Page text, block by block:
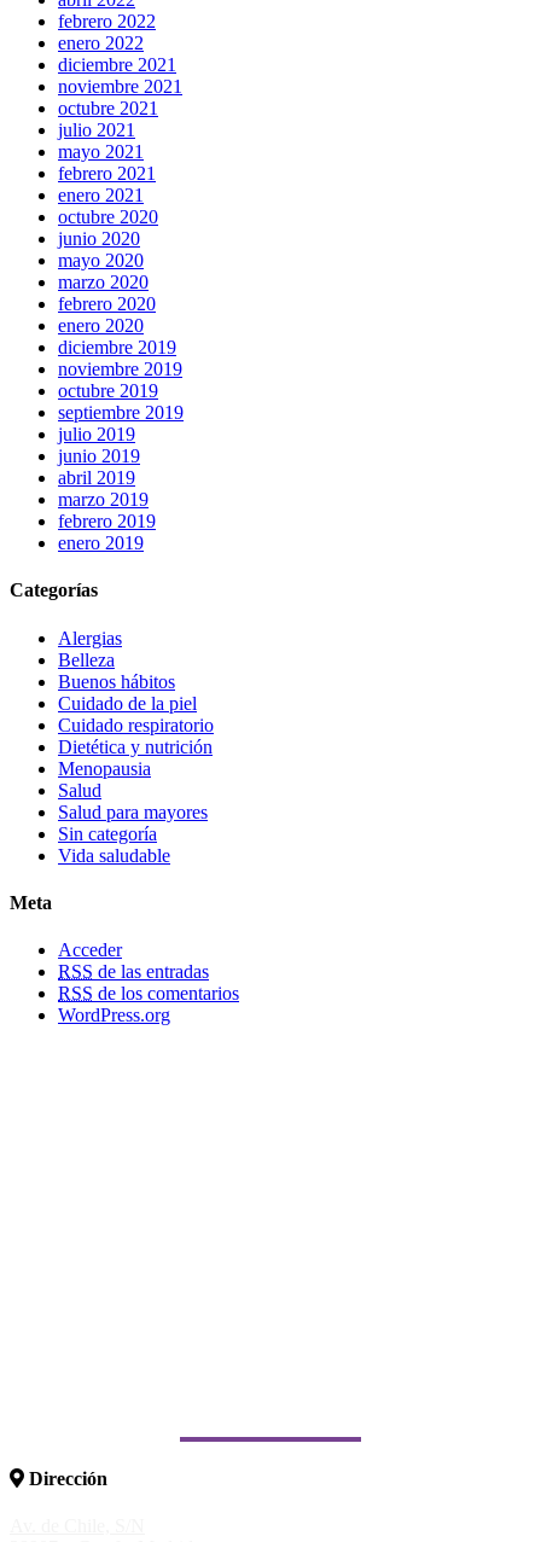
febrero 2022
enero 2022
diciembre 2021
noviembre 2021
octubre 2021
julio 2021
mayo 2021
febrero 2021
enero 2021
octubre 2020
junio 2020
mayo 2020
marzo 2020
febrero 2020
enero 2020
diciembre 2019
noviembre 2019
octubre 2019
septiembre 2019
julio 2019
junio 2019
abril 2019
marzo 2019
febrero 2019
enero 2019
Categorías
Alergias
Belleza
Buenos hábitos
Cuidado de la piel
Cuidado respiratorio
Dietética y nutrición
Menopausia
Salud
Salud para mayores
Sin categoría
Vida saludable
Meta
Acceder
RSS de las entradas
RSS de los comentarios
WordPress.org
Dirección